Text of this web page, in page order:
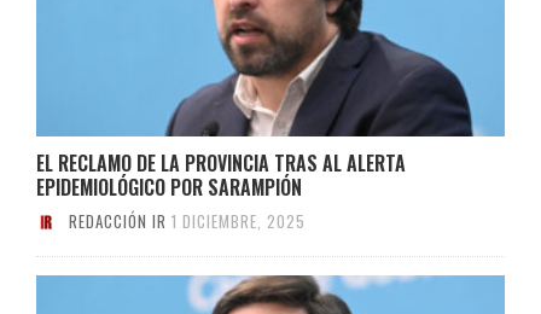
EL RECLAMO DE LA PROVINCIA TRAS AL ALERTA
EPIDEMIOLÓGICO POR SARAMPIÓN
REDACCIÓN IR 1 DICIEMBRE, 2025